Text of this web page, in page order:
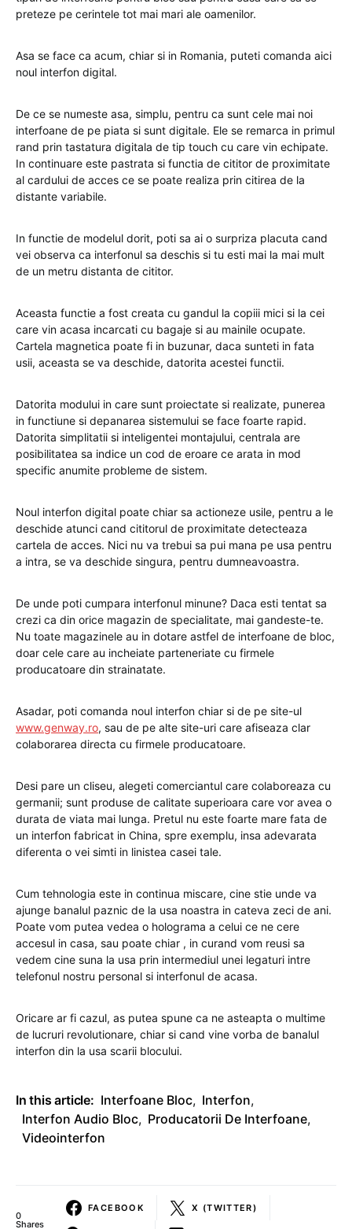
preteze pe cerintele tot mai mari ale oamenilor.
Asa se face ca acum, chiar si in Romania, puteti comanda aici
noul interfon digital.
De ce se numeste asa, simplu, pentru ca sunt cele mai noi
interfoane de pe piata si sunt digitale. Ele se remarca in primul
rand prin tastatura digitala de tip touch cu care vin echipate.
In continuare este pastrata si functia de cititor de proximitate
al cardului de acces ce se poate realiza prin citirea de la
distante variabile.
In functie de modelul dorit, poti sa ai o surpriza placuta cand
vei observa ca interfonul sa deschis si tu esti mai la mai mult
de un metru distanta de cititor.
Aceasta functie a fost creata cu gandul la copiii mici si la cei
care vin acasa incarcati cu bagaje si au mainile ocupate.
Cartela magnetica poate fi in buzunar, daca sunteti in fata
usii, aceasta se va deschide, datorita acestei functii.
Datorita modului in care sunt proiectate si realizate, punerea
in functiune si depanarea sistemului se face foarte rapid.
Datorita simplitatii si inteligentei montajului, centrala are
posibilitatea sa indice un cod de eroare ce arata in mod
specific anumite probleme de sistem.
Noul interfon digital poate chiar sa actioneze usile, pentru a le
deschide atunci cand cititorul de proximitate detecteaza
cartela de acces. Nici nu va trebui sa pui mana pe usa pentru
a intra, se va deschide singura, pentru dumneavoastra.
De unde poti cumpara interfonul minune? Daca esti tentat sa
crezi ca din orice magazin de specialitate, mai gandeste-te.
Nu toate magazinele au in dotare astfel de interfoane de bloc,
doar cele care au incheiate parteneriate cu firmele
producatoare din strainatate.
Asadar, poti comanda noul interfon chiar si de pe site-ul
www.genway.ro, sau de pe alte site-uri care afiseaza clar
colaborarea directa cu firmele producatoare.
Desi pare un cliseu, alegeti comerciantul care colaboreaza cu
germanii; sunt produse de calitate superioara care vor avea o
durata de viata mai lunga. Pretul nu este foarte mare fata de
un interfon fabricat in China, spre exemplu, insa adevarata
diferenta o vei simti in linistea casei tale.
Cum tehnologia este in continua miscare, cine stie unde va
ajunge banalul paznic de la usa noastra in cateva zeci de ani.
Poate vom putea vedea o holograma a celui ce ne cere
accesul in casa, sau poate chiar , in curand vom reusi sa
vedem cine suna la usa prin intermediul unei legaturi intre
telefonul nostru personal si interfonul de acasa.
Oricare ar fi cazul, as putea spune ca ne asteapta o multime
de lucruri revolutionare, chiar si cand vine vorba de banalul
interfon din la usa scarii blocului.
In this article: Interfoane Bloc, Interfon,
Interfon Audio Bloc, Producatorii De Interfoane,
Videointerfon
0
Shares
FACEBOOK X (TWITTER)